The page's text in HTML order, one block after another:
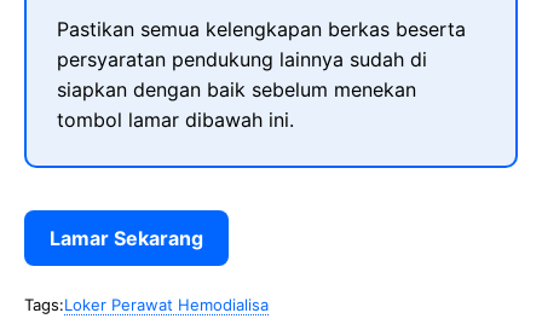
Pastikan semua kelengkapan berkas beserta
persyaratan pendukung lainnya sudah di
siapkan dengan baik sebelum menekan
tombol lamar dibawah ini.
Lamar Sekarang
Tags:Loker Perawat Hemodialisa